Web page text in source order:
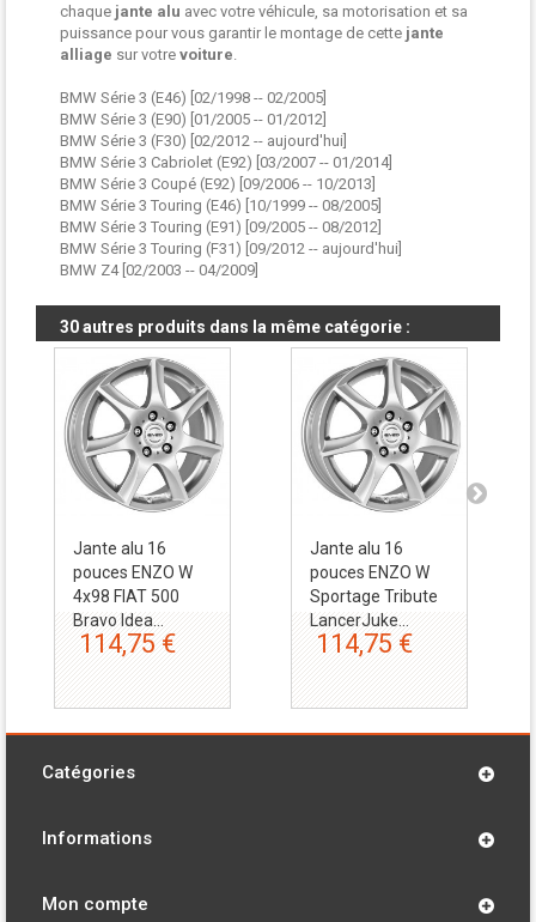
chaque jante alu avec votre véhicule, sa motorisation et sa
puissance pour vous garantir le montage de cette jante
alliage sur votre voiture.
BMW Série 3 (E46) [02/1998 -- 02/2005]
BMW Série 3 (E90) [01/2005 -- 01/2012]
BMW Série 3 (F30) [02/2012 -- aujourd'hui]
BMW Série 3 Cabriolet (E92) [03/2007 -- 01/2014]
BMW Série 3 Coupé (E92) [09/2006 -- 10/2013]
BMW Série 3 Touring (E46) [10/1999 -- 08/2005]
BMW Série 3 Touring (E91) [09/2005 -- 08/2012]
BMW Série 3 Touring (F31) [09/2012 -- aujourd'hui]
BMW Z4 [02/2003 -- 04/2009]
30 autres produits dans la même catégorie :
Jante alu 16
pouces ENZO W
4x98 FIAT 500
Bravo Idea...
114,75 €
Jante alu 16
pouces ENZO W
Sportage Tribute
LancerJuke...
114,75 €
Catégories
Informations
Mon compte